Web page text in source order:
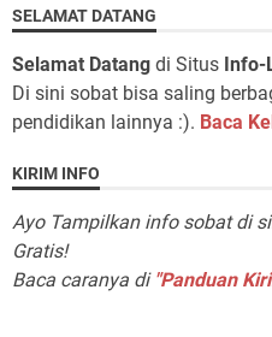
SELAMAT DATANG
Selamat Datang di Situs
Di sini sobat bisa saling
pendidikan lainnya :). Baca
KIRIM INFO
Ayo Tampilkan info sobat di
Gratis!
Baca caranya di "Panduan